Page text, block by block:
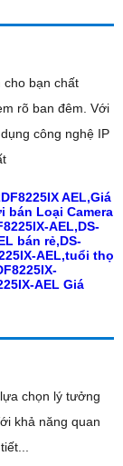
cho bạn chất
ban đêm. Với
công nghệ IP
chọn lý tưởng